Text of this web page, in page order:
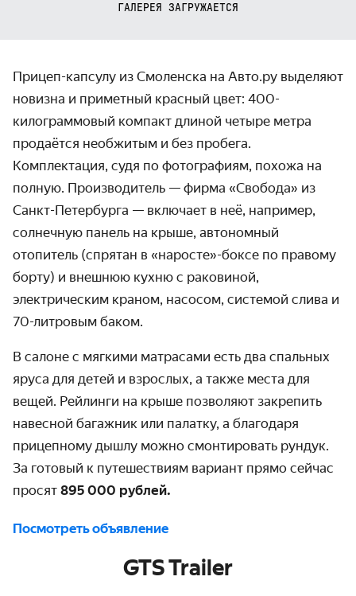
ГАЛЕРЕЯ ЗАГРУЖАЕТСЯ
Прицеп-капсулу из Смоленска на Авто.ру выделяют
новизна и приметный красный цвет: 400-
килограммовый компакт длиной четыре метра
продаётся необжитым и без пробега.
Комплектация, судя по фотографиям, похожа на
полную. Производитель — фирма «Свобода» из
Санкт-Петербурга — включает в неё, например,
солнечную панель на крыше, автономный
отопитель (спрятан в «наросте»-боксе по правому
борту) и внешнюю кухню с раковиной,
электрическим краном, насосом, системой слива и
70-литровым баком.
В салоне с мягкими матрасами есть два спальных
яруса для детей и взрослых, а также места для
вещей. Рейлинги на крыше позволяют закрепить
навесной багажник или палатку, а благодаря
прицепному дышлу можно смонтировать рундук.
За готовый к путешествиям вариант прямо сейчас
просят 895 000 рублей.
Посмотреть объявление
GTS Trailer